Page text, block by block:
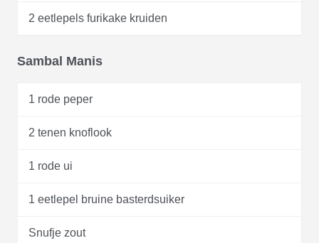
2 eetlepels furikake kruiden
Sambal Manis
1 rode peper
2 tenen knoflook
1 rode ui
1 eetlepel bruine basterdsuiker
Snufje zout